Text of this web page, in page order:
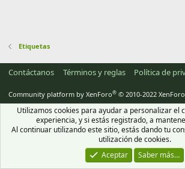
Etiquetas
Contáctanos Términos y reglas Política de
Community platform by XenForo® © 2010-2022
Utilizamos cookies para ayudar a personalizar el
experiencia, y si estás registrado, a
Al continuar utilizando este sitio, estás dando tu
utilización de cookies.
Aceptar
Saber más…